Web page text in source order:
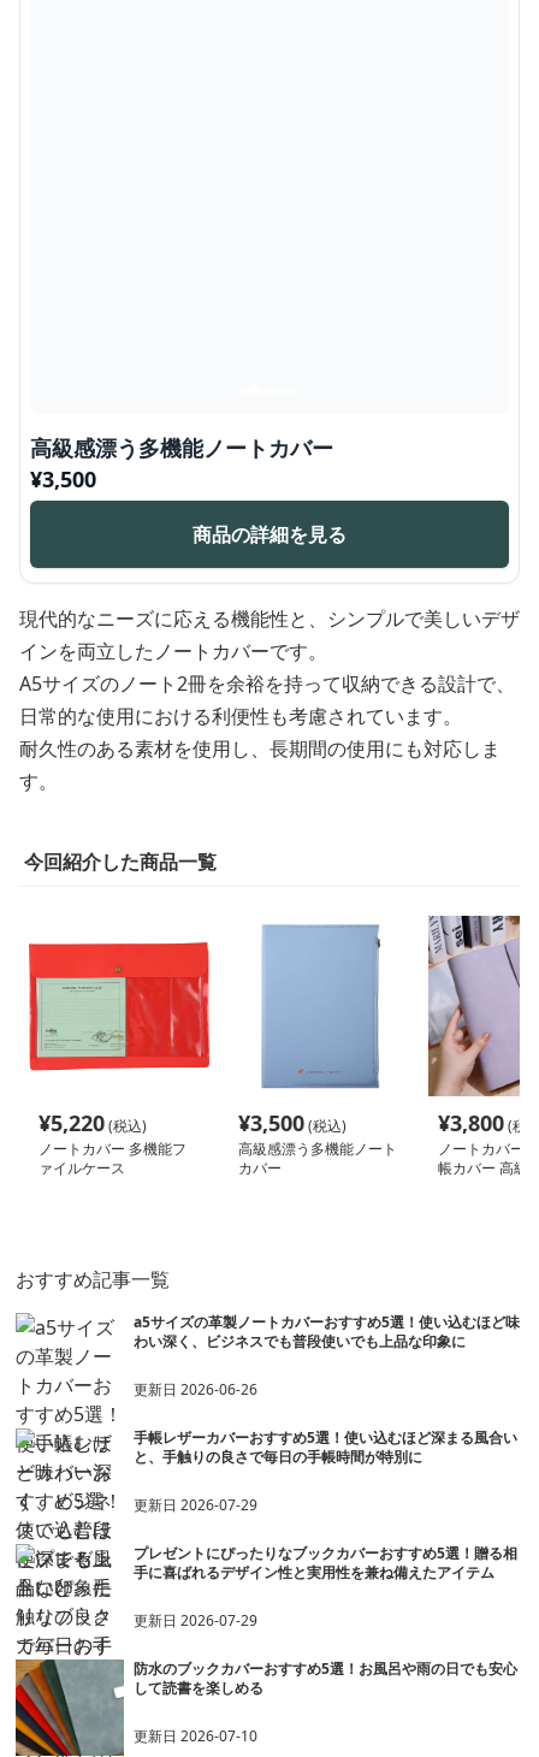
高級感漂う多機能ノートカバー
¥3,500
商品の詳細を見る
現代的なニーズに応える機能性と、シンプルで美しいデザ
インを両立したノートカバーです。
A5サイズのノート2冊を余裕を持って収納できる設計で、
日常的な使用における利便性も考慮されています。
耐久性のある素材を使用し、長期間の使用にも対応しま
す。
今回紹介した商品一覧
¥5,220(税込)
ノートカバー 多機能フ
ァイルケース
¥3,500(税込)
高級感漂う多機能ノート
カバー
¥3,800(税
ノートカバー
帳カバー 高級
おすすめ記事一覧
a5サイズの革製ノートカバーおすすめ5選！使い込むほど味
わい深く、ビジネスでも普段使いでも上品な印象に
更新日2026-06-26
手帳レザーカバーおすすめ5選！使い込むほど深まる風合い
と、手触りの良さで毎日の手帳時間が特別に
更新日2026-07-29
プレゼントにぴったりなブックカバーおすすめ5選！贈る相
手に喜ばれるデザイン性と実用性を兼ね備えたアイテム
更新日2026-07-29
防水のブックカバーおすすめ5選！お風呂や雨の日でも安心
して読書を楽しめる
更新日2026-07-10